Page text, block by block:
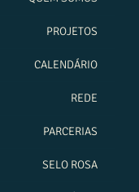
PROJETOS
CALENDÁRIO
REDE
PARCERIAS
SELO ROSA